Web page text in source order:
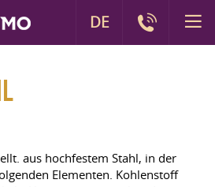
aus hochfestem Stahl, in der
Elementen. Kohlenstoff
DE